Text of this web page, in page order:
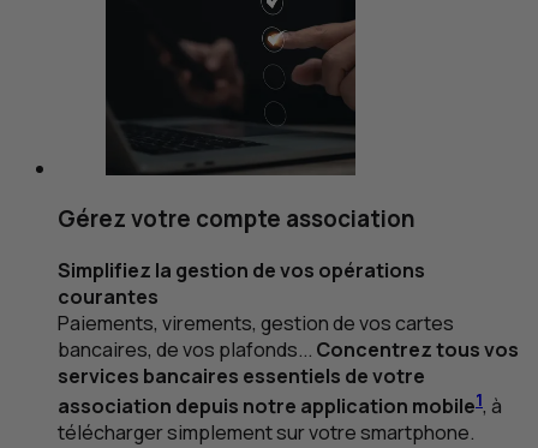
Gérez votre compte association
Simplifiez la gestion de vos opérations
courantes
Paiements, virements, gestion de vos cartes
bancaires, de vos plafonds... Concentrez tous vos
services bancaires essentiels de votre
association depuis notre application mobile1, à
télécharger simplement sur votre smartphone.